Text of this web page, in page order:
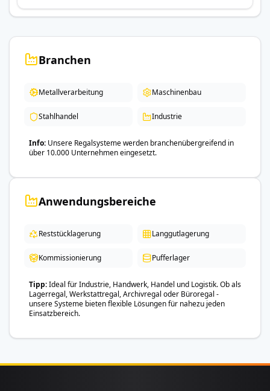
Branchen
Metallverarbeitung Maschinenbau
Stahlhandel Industrie
Info Unsere Regalsysteme werden branchenübergreifend in
über 10.000 Unternehmen eingesetzt.
Anwendungsbereiche
Reststücklagerung Langgutlagerung
Kommissionierung Pufferlager
Tipp Ideal für Industrie, Handwerk, Handel und Logistik. Ob als
Lagerregal, Werkstattregal, Archivregal oder Büroregal -
unsere Systeme bieten flexible Lösungen für nahezu jeden
Einsatzbereich.